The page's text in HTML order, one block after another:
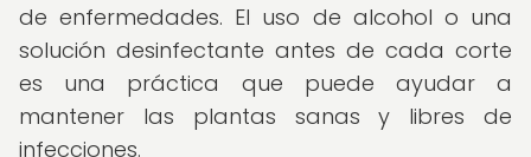
de enfermedades. El uso de alcohol o una
solución desinfectante antes de cada corte
es una práctica que puede ayudar a
mantener las plantas sanas y libres de
infecciones.